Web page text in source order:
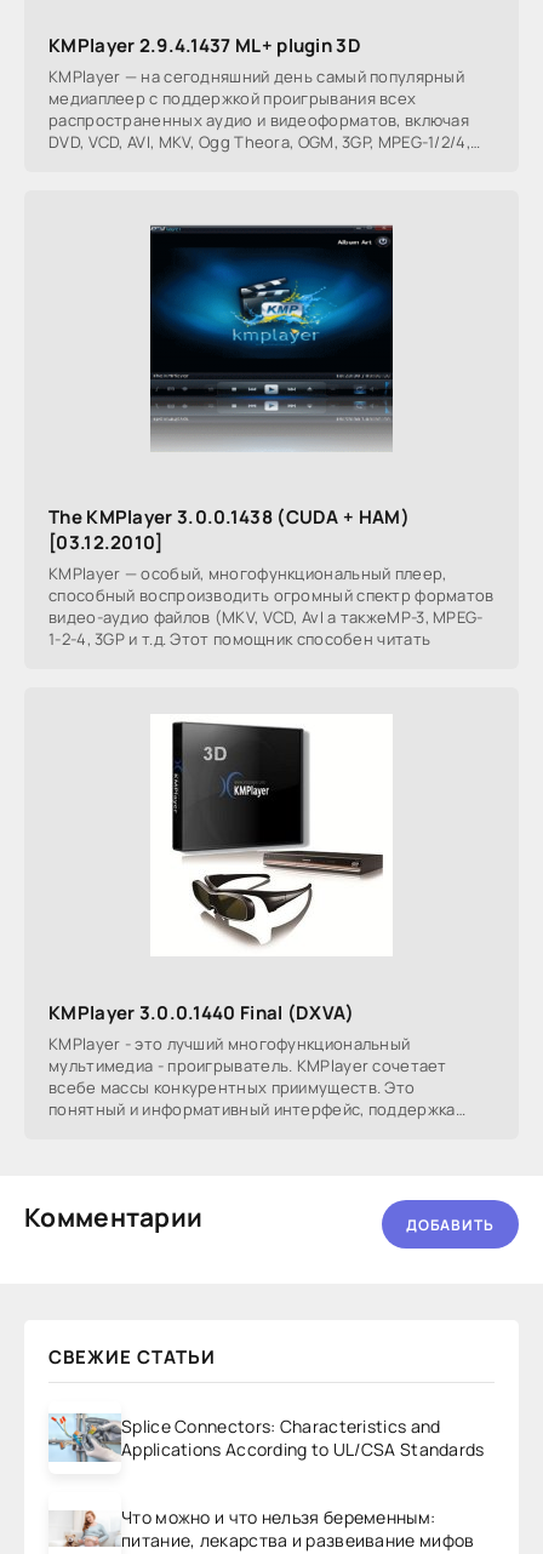
KMPlayer 2.9.4.1437 ML+ plugin 3D
KMPlayer — на сегодняшний день самый популярный
медиаплеер с поддержкой проигрывания всех
распространенных аудио и видеоформатов, включая
DVD, VCD, AVI, MKV, Ogg Theora, OGM, 3GP, MPEG-1/2/4,
The KMPlayer 3.0.0.1438 (CUDA + HAM)
[03.12.2010]
KMPlayer — особый, многофункциональный плеер,
способный воспроизводить огромный спектр форматов
видео-аудио файлов (MKV, VCD, AvI а такжеMP-3, MPEG-
1-2-4, 3GP и т.д. Этот помощник способен читать
KMPlayer 3.0.0.1440 Final (DXVA)
KMPlayer - это лучший многофункциональный
мультимедиа - проигрыватель. KMPlayer сочетает
всебе массы конкурентных приимуществ. Это
понятный и информативный интерфейс, поддержка
Комментарии ДОБАВИТЬ
СВЕЖИЕ СТАТЬИ
Splice Connectors: Characteristics and
Applications According to UL/CSA Standards
Что можно и что нельзя беременным:
питание, лекарства и развеивание мифов